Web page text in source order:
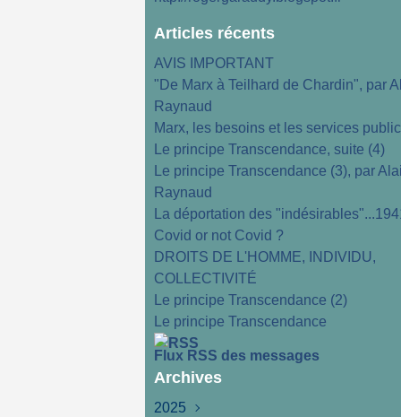
Articles récents
AVIS IMPORTANT
"De Marx à Teilhard de Chardin", par
Raynaud
Marx, les besoins et les services
Le principe Transcendance, suite (4)
Le principe Transcendance (3), par
Raynaud
La déportation des
Covid or not Covid ?
DROITS DE L'HOMME, INDIVIDU,
COLLECTIVITÉ
Le principe Transcendance (2)
Le principe Transcendance
Flux RSS des messages
Archives
2025